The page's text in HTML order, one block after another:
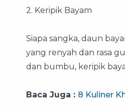
2. Keripik Bayam
Siapa sangka, daun
yang renyah dan rasa
dan bumbu, keripik
Baca Juga : 8 Kuliner